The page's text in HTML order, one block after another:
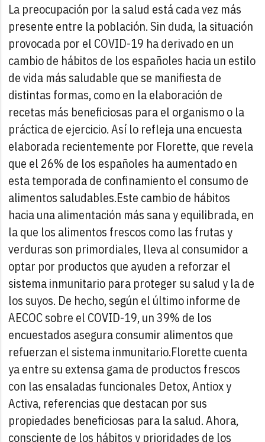
La preocupación por la salud está cada vez más
presente entre la población. Sin duda, la situación
provocada por el COVID-19 ha derivado en un
cambio de hábitos de los españoles hacia un estilo
de vida más saludable que se manifiesta de
distintas formas, como en la elaboración de
recetas más beneficiosas para el organismo o la
práctica de ejercicio. Así lo refleja una encuesta
elaborada recientemente por Florette, que revela
que el 26% de los españoles ha aumentado en
esta temporada de confinamiento el consumo de
alimentos saludables.Este cambio de hábitos
hacia una alimentación más sana y equilibrada, en
la que los alimentos frescos como las frutas y
verduras son primordiales, lleva al consumidor a
optar por productos que ayuden a reforzar el
sistema inmunitario para proteger su salud y la de
los suyos. De hecho, según el último informe de
AECOC sobre el COVID-19, un 39% de los
encuestados asegura consumir alimentos que
refuerzan el sistema inmunitario.Florette cuenta
ya entre su extensa gama de productos frescos
con las ensaladas funcionales Detox, Antiox y
Activa, referencias que destacan por sus
propiedades beneficiosas para la salud. Ahora,
consciente de los hábitos y prioridades de los